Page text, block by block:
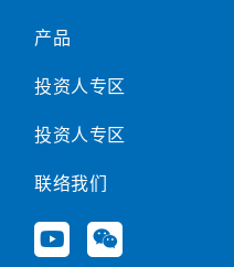
产品
投资人专区
投资人专区
联络我们
Y
o
W
e